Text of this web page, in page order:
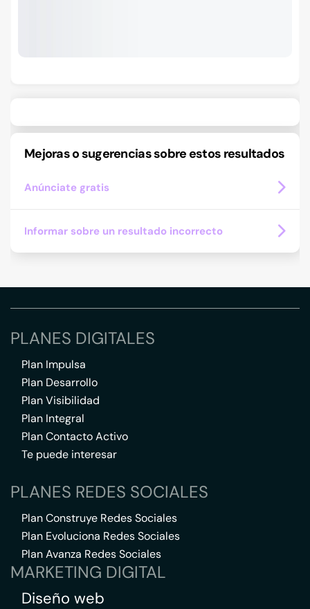
Mejoras o sugerencias sobre estos resultados
Anúnciate gratis
Informar sobre un resultado incorrecto
PLANES DIGITALES
Plan Impulsa
Plan Desarrollo
Plan Visibilidad
Plan Integral
Plan Contacto Activo
Te puede interesar
PLANES REDES SOCIALES
Plan Construye Redes Sociales
Plan Evoluciona Redes Sociales
Plan Avanza Redes Sociales
MARKETING DIGITAL
Diseño web